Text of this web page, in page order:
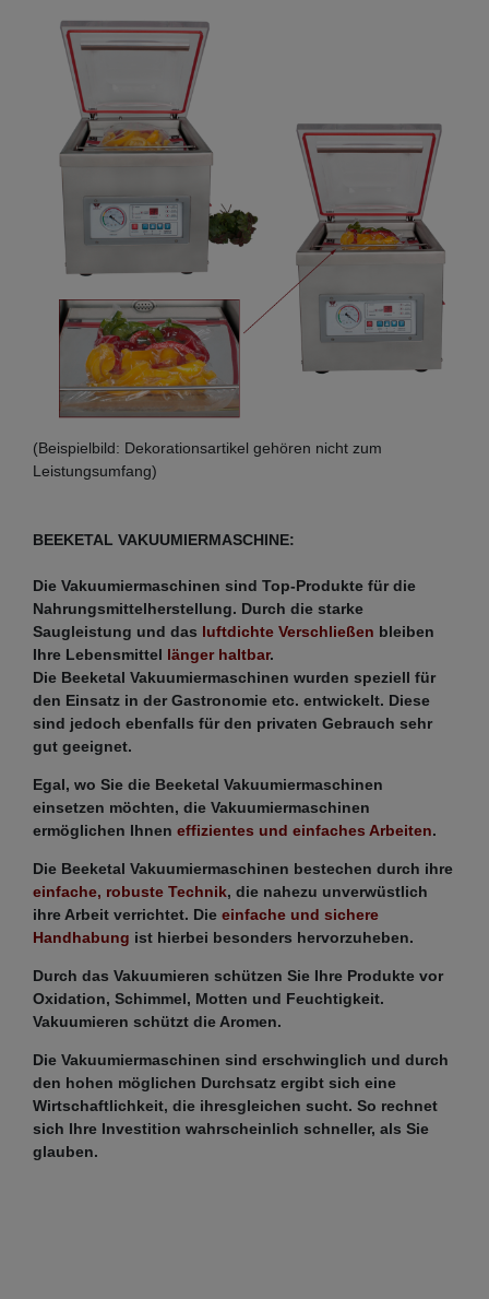
(Beispielbild: Dekorationsartikel gehören nicht zum
Leistungsumfang)
BEEKETAL VAKUUMIERMASCHINE:
Die Vakuumiermaschinen sind Top-Produkte für die
Nahrungsmittelherstellung. Durch die starke
Saugleistung und das luftdichte Verschließen bleiben
Ihre Lebensmittel länger haltbar.
Die Beeketal Vakuumiermaschinen wurden speziell für
den Einsatz in der Gastronomie etc. entwickelt. Diese
sind jedoch ebenfalls für den privaten Gebrauch sehr
gut geeignet.
Egal, wo Sie die Beeketal Vakuumiermaschinen
einsetzen möchten, die Vakuumiermaschinen
ermöglichen Ihnen effizientes und einfaches Arbeiten.
Die Beeketal Vakuumiermaschinen bestechen durch ihre
einfache, robuste Technik, die nahezu unverwüstlich
ihre Arbeit verrichtet. Die einfache und sichere
Handhabung ist hierbei besonders hervorzuheben.
Durch das Vakuumieren schützen Sie Ihre Produkte vor
Oxidation, Schimmel, Motten und Feuchtigkeit.
Vakuumieren schützt die Aromen.
Die Vakuumiermaschinen sind erschwinglich und durch
den hohen möglichen Durchsatz ergibt sich eine
Wirtschaftlichkeit, die ihresgleichen sucht. So rechnet
sich Ihre Investition wahrscheinlich schneller, als Sie
glauben.